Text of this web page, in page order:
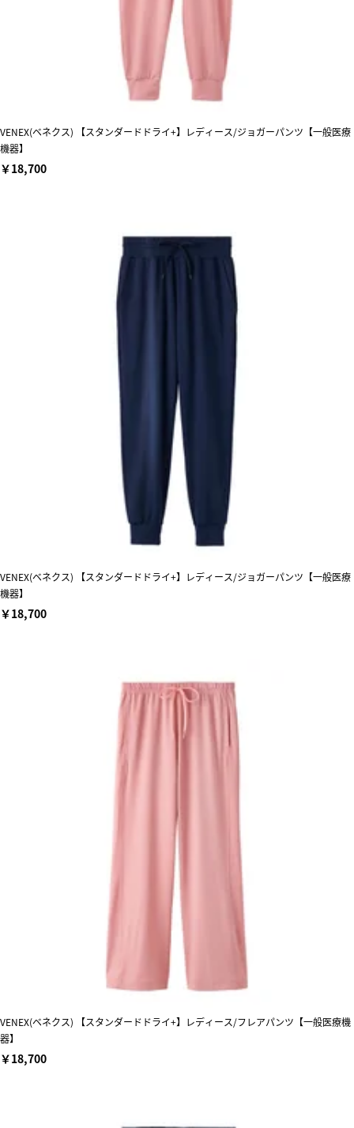
VENEX(ベネクス) 【スタンダードドライ+】レディース/ジョガーパンツ【一般医療
機器】
￥18,700
VENEX(ベネクス) 【スタンダードドライ+】レディース/ジョガーパンツ【一般医療
機器】
￥18,700
VENEX(ベネクス) 【スタンダードドライ+】レディース/フレアパンツ【一般医療機
器】
￥18,700